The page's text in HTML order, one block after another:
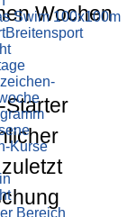
Swim 100x100m
Breiten­sport
Kurse
Bereich
Wochen
Starter